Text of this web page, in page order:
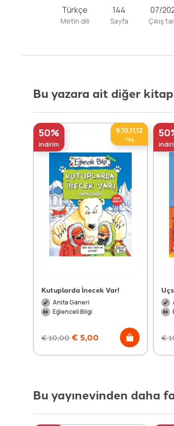
Türkçe
Metin dili
144
Sayfa
07/
Çıkış
Bu yazara ait diğer
50%
indirim
9,10,11,12
Yaş
Kutuplarda İnecek Var!
Anita Ganeri
Eğlenceli Bilgi
€10,00 € 5,00 €
Bu yayınevinden daha